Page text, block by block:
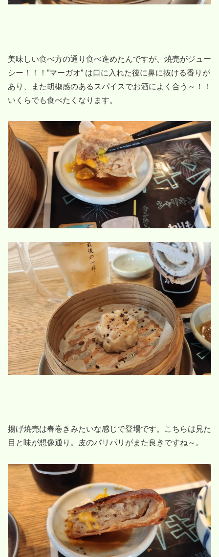
美味しい食べ方の通り食べ進めたんですが、焼売がジュー
シー！！！”マーガオ” は口に入れた後に鼻に抜ける香りが
あり、また胡椒感のあるスパイスでお酒によく合う～！！
いくらでも食べたくなります。
揚げ焼売は春巻きみたいな感じで登場です。こちらは見た
目と味が想像通り。皮のパリパリがまた良きですね～。